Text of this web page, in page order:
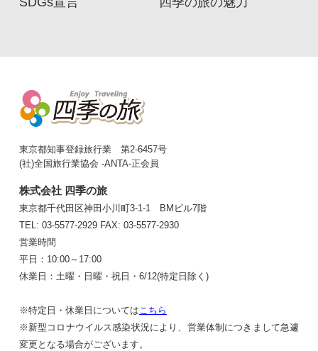
東京都知事登録旅行業 第2-6457号
(社)全国旅行業協会 -ANTA-正会員
株式会社 四季の旅
東京都千代田区神田小川町3-1-1 BMビル7階
TEL: 03-5577-2929FAX: 03-5577-2930
営業時間
平日：10:00～17:00
休業日：土曜・日曜・祝日・6/12(特定日除く)
※特定日・休業日については こちら
※新型コロナウイルス感染状況により、営業体制につきまして急遽
変更となる場合がございます。